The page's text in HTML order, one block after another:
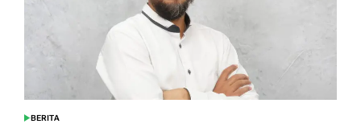
POSTED
BERITA